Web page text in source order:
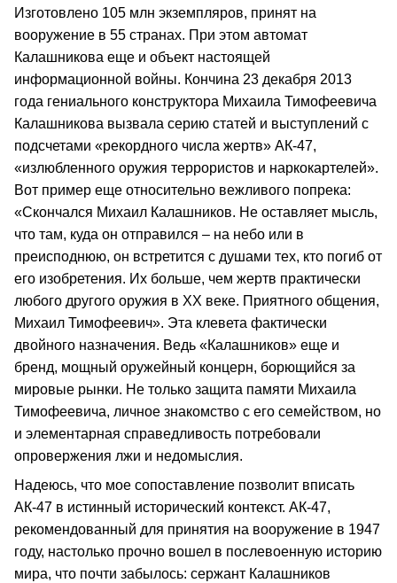
Изготовлено 105 млн экземпляров, принят на
вооружение в 55 странах. При этом автомат
Калашникова еще и объект настоящей
информационной войны. Кончина 23 декабря 2013
года гениального конструктора Михаила Тимофеевича
Калашникова вызвала серию статей и выступлений с
подсчетами «рекордного числа жертв» АК-47,
«излюбленного оружия террористов и наркокартелей».
Вот пример еще относительно вежливого попрека:
«Скончался Михаил Калашников. Не оставляет мысль,
что там, куда он отправился – на небо или в
преисподнюю, он встретится с душами тех, кто погиб от
его изобретения. Их больше, чем жертв практически
любого другого оружия в ХХ веке. Приятного общения,
Михаил Тимофеевич». Эта клевета фактически
двойного назначения. Ведь «Калашников» еще и
бренд, мощный оружейный концерн, борющийся за
мировые рынки. Не только защита памяти Михаила
Тимофеевича, личное знакомство с его семейством, но
и элементарная справедливость потребовали
опровержения лжи и недомыслия.
Надеюсь, что мое сопоставление позволит вписать
АК-47 в истинный исторический контекст. АК-47,
рекомендованный для принятия на вооружение в 1947
году, настолько прочно вошел в послевоенную историю
мира, что почти забылось: сержант Калашников